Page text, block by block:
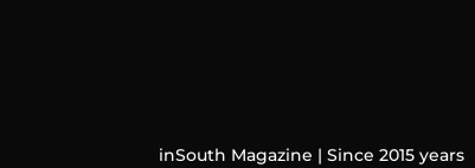
inSouth Magazine | Since 2015 years